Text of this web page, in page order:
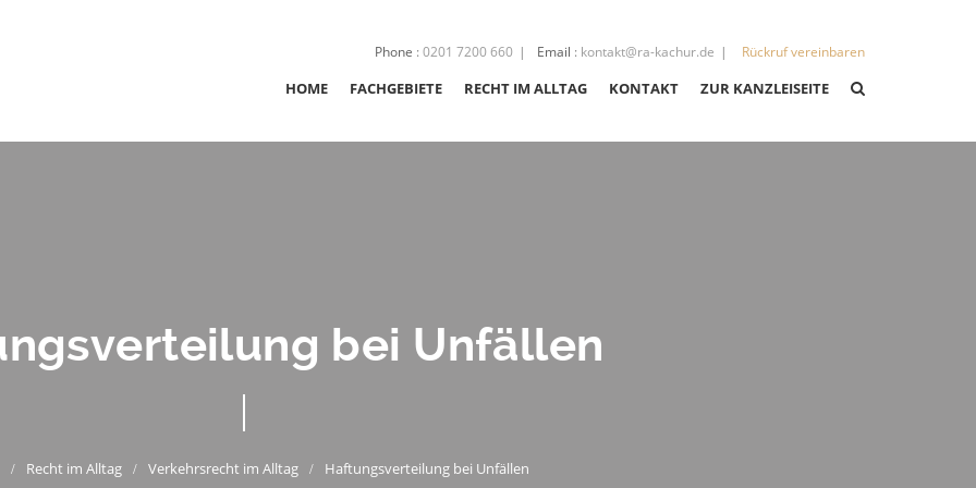
Phone : 0201 7200 660 Email : kontakt@ra-kachur.de Rückruf vereinbaren
HOME FACHGEBIETE
VERKEHRSRECHT
RECHT IM ALLTAG KONTAKT ZUR KANZLEISEITE
bei Unfällen
Recht im Alltag Verkehrsrecht im Alltag Haftungsverteilung bei Unfällen